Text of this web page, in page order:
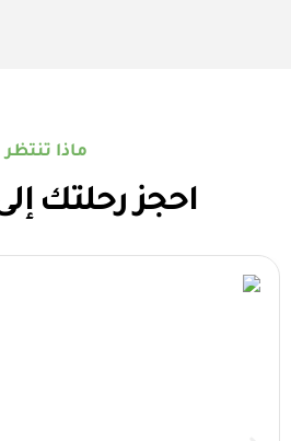
ماذا تنتظر
احجز رحلتك